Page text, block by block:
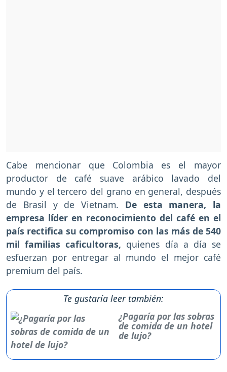
Cabe mencionar que Colombia es el mayor
productor de café suave arábico lavado del
mundo y el tercero del grano en general, después
de Brasil y de Vietnam. De esta manera, la
empresa líder en reconocimiento del café en el
país rectifica su compromiso con las más de 540
mil familias caficultoras, quienes día a día se
esfuerzan por entregar al mundo el mejor café
premium del país.
Te gustaría leer también:
¿Pagaría por las sobras
de comida de un hotel
de lujo?